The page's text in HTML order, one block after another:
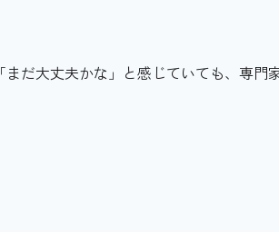
だ大丈夫かな」と感じていても、専門